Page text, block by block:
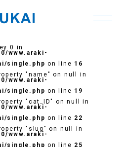
0 in
www.araki-
single.php on line 16
"name" on null in
www.araki-
single.php on line 19
"cat_ID" on null in
www.araki-
single.php on line 22
"slug" on null in
www.araki-
single.php on line 25